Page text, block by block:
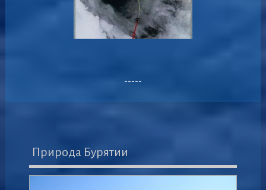
-----
Природа Бурятии